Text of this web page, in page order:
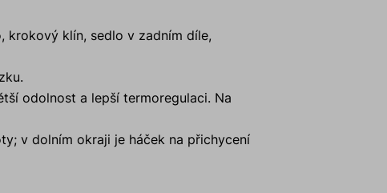
klín, sedlo v zadním díle,
odolnost a lepší termoregulaci. Na
v dolním okraji je háček na přichycení